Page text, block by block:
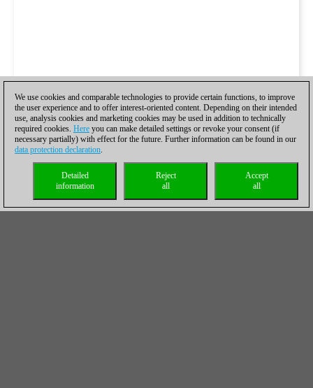
We use cookies and comparable technologies to provide certain functions, to improve
the user experience and to offer interest-oriented content. Depending on their intended
use, analysis cookies and marketing cookies may be used in addition to technically
required cookies. Here you can make detailed settings or revoke your consent (if
necessary partially) with effect for the future. Further information can be found in our
data protection declaration.
Accept
all
Reject
all
Detailed
information